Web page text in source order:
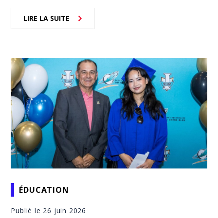
LIRE LA SUITE
ÉDUCATION
Publié le 26 juin 2026